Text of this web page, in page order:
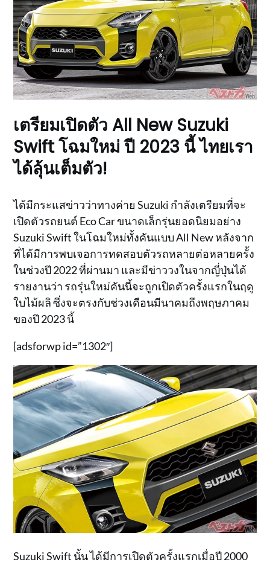
เตรียมเปิดตัว All New Suzuki
Swift โฉมใหม่ ปี 2023 นี้ ไทยเรา
ได้ลุ้นเต็มตัว!
ได้มีกระแสข่าวว่าทางค่าย Suzuki กำลังเตรียมที่จะ
เปิดตัวรถยนต์ Eco Car ขนาดเล็กรุ่นยอดนิยมอย่าง
Suzuki Swift ในโฉมใหม่ทั้งคันแบบ All New หลังจาก
ที่ได้มีการพบเจอการทดสอบตัวรถหลายต่อหลายครั้ง
ในช่วงปี 2022 ที่ผ่านมา และมีข่าววงในจากญี่ปุ่นได้
รายงานว่า รถรุ่นใหม่คันนี้จะถูกเปิดตัวครั้งแรกในฤดู
ใบไม้ผลิ ซึ่งจะตรงกับช่วงเดือนมีนาคมถึงพฤษภาคม
ของปี 2023 นี้
[adsforwp id=”1302″]
Suzuki Swift นั้น ได้มีการเปิดตัวครั้งแรกเมื่อปี 2000